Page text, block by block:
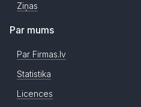
Ziņas
Par mums
Par Firmas.lv
Statistika
Licences